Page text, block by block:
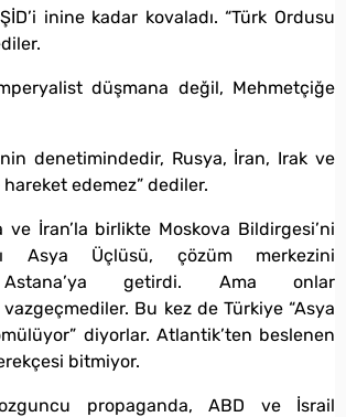
inine kadar kovaladı. “Türk Ordusu
düşmana değil, Mehmetçiğe
denetimindedir, Rusya, İran, Irak ve
edemez” dediler.
ve İran’la birlikte Moskova Bildirgesi’ni
Asya Üçlüsü, çözüm merkezini
Astana’ya getirdi. Ama onlar
Bu kez de Türkiye “Asya
diyorlar. Atlantik’ten beslenen
bitmiyor.
propaganda, ABD ve İsrail